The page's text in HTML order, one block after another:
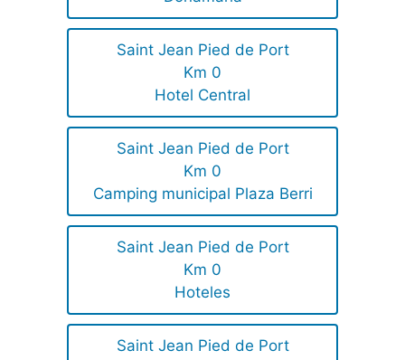
Saint Jean Pied de Port
Km 0
Hotel Central
Saint Jean Pied de Port
Km 0
Camping municipal Plaza Berri
Saint Jean Pied de Port
Km 0
Hoteles
Saint Jean Pied de Port